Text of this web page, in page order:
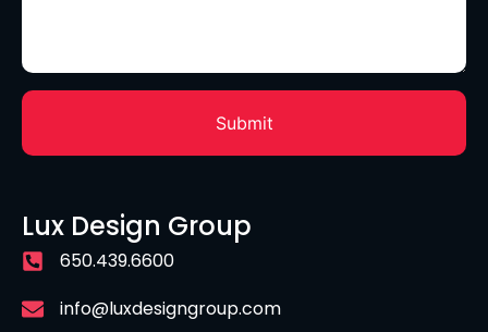
Lux Design Group
650.439.6600
info@luxdesigngroup.com